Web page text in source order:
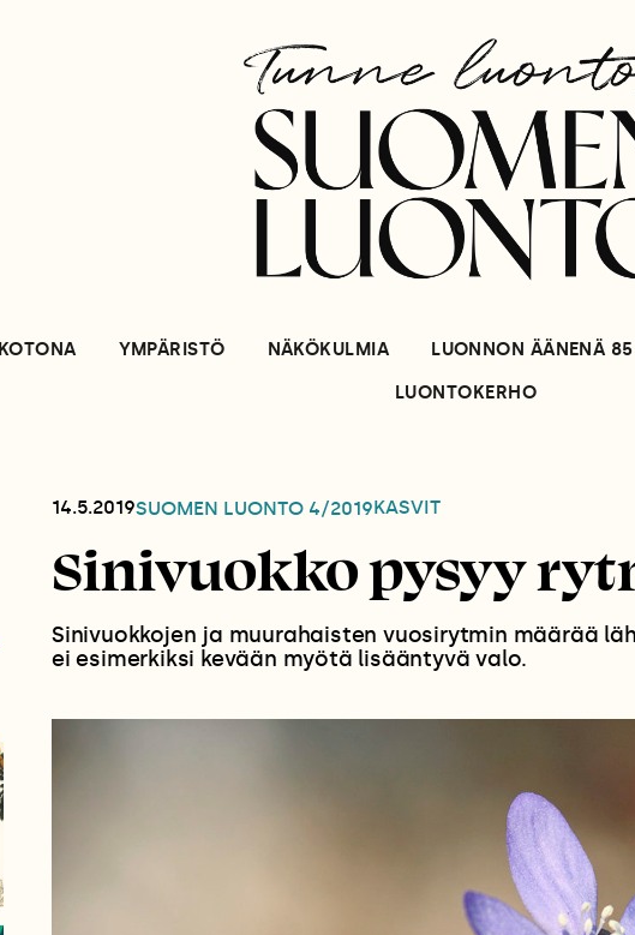
KOTONA YMPÄRISTÖ NÄKÖKULMIA LUONNON ÄÄNENÄ
LUONTOKERHO
14.5.2019SUOMEN LUONTO 4/2019KASVIT
Sinivuokko pysyy
Sinivuokkojen ja muurahaisten vuosirytmin määrää
ei esimerkiksi kevään myötä lisääntyvä valo.